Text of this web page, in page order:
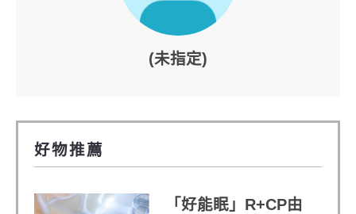
(未指定)
好物推薦
「好能眠」R+CP由